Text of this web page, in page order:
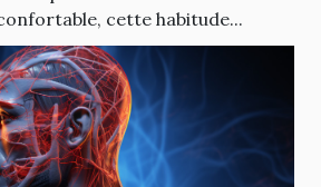
cette habitude...